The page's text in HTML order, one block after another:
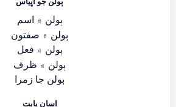
ٻولن ۾ اسم
ٻولن ۾ صفتون
ٻولن ۾ فعل
ٻولن ۾ ظرف
ٻولن جا زمرا
اسان بابت